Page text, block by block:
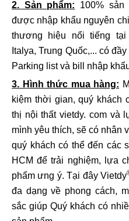
2. Sản phẩm: 100% sản
được nhập khẩu nguyên
thương hiệu nổi tiếng
Italya, Trung Quốc,... có
Parking list và bill nhập
3. Hình thức mua hàng:
kiệm thời gian, quý khách
thị nội thất vietdy. com và
mình yêu thích, sẽ có nhân
quý khách có thể đến các
HCM để trải nghiệm, lựa
phẩm ưng ý. Tại đây Vietdy
đa dạng về phong cách,
sắc giúp Quý khách có